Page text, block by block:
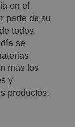
en el
parte de su
todos,
se
más los
y
productos.